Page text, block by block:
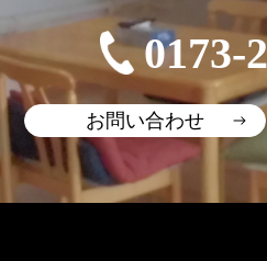
0173-
お問い合わせ